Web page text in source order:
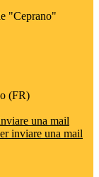
"Ceprano"
(FR)
una mail
inviare una mail